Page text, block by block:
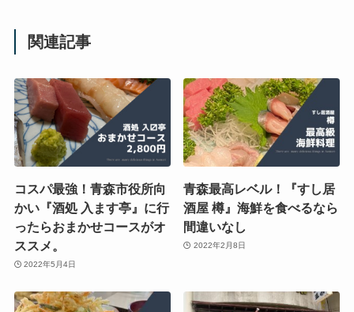
関連記事
コスパ最強！青森市役所向
かい『酒処 入ます亭』に行
ったらおまかせコースがオ
ススメ。
2022年5月4日
青森最高レベル！『すし居
酒屋 樽』海鮮を食べるなら
間違いなし
2022年2月8日